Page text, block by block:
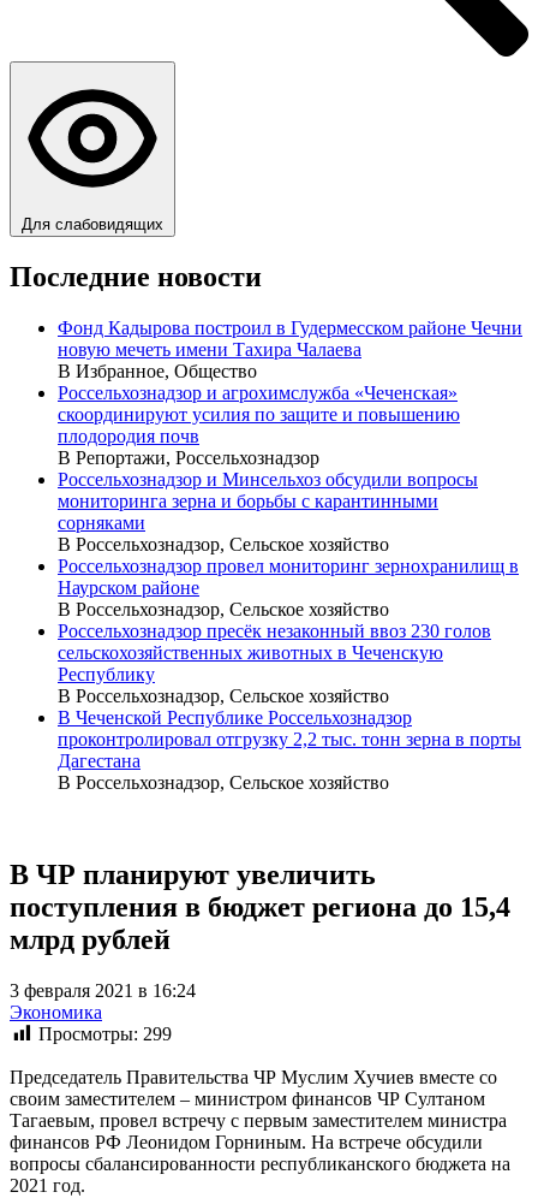
Для слабовидящих
Последние новости
Фонд Кадырова построил в Гудермесском районе Чечни
новую мечеть имени Тахира Чалаева
В Избранное, Общество
Россельхознадзор и агрохимслужба «Чеченская»
скоординируют усилия по защите и повышению
плодородия почв
В Репортажи, Россельхознадзор
Россельхознадзор и Минсельхоз обсудили вопросы
мониторинга зерна и борьбы с карантинными
сорняками
В Россельхознадзор, Сельское хозяйство
Россельхознадзор провел мониторинг зернохранилищ в
Наурском районе
В Россельхознадзор, Сельское хозяйство
Россельхознадзор пресёк незаконный ввоз 230 голов
сельскохозяйственных животных в Чеченскую
Республику
В Россельхознадзор, Сельское хозяйство
В Чеченской Республике Россельхознадзор
проконтролировал отгрузку 2,2 тыс. тонн зерна в порты
Дагестана
В Россельхознадзор, Сельское хозяйство
В ЧР планируют увеличить
поступления в бюджет региона до 15,4
млрд рублей
3 февраля 2021 в 16:24
Экономика
Просмотры: 299
Председатель Правительства ЧР Муслим Хучиев вместе со
своим заместителем – министром финансов ЧР Султаном
Тагаевым, провел встречу с первым заместителем министра
финансов РФ Леонидом Горниным. На встрече обсудили
вопросы сбалансированности республиканского бюджета на
2021 год.